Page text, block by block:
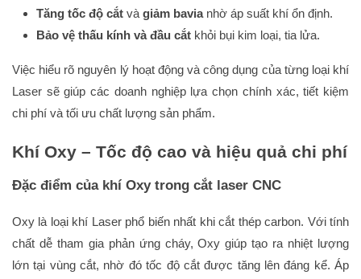
Tăng tốc độ cắt và giảm bavia nhờ áp suất khí ổn định.
Bảo vệ thấu kính và đầu cắt khỏi bụi kim loại, tia lửa.
Việc hiểu rõ nguyên lý hoạt động và công dụng của từng loại khí
Laser sẽ giúp các doanh nghiệp lựa chọn chính xác, tiết kiệm
chi phí và tối ưu chất lượng sản phẩm.
Khí Oxy – Tốc độ cao và hiệu quả chi phí
Đặc điểm của khí Oxy trong cắt laser CNC
Oxy là loại khí Laser phổ biến nhất khi cắt thép carbon. Với tính
chất dễ tham gia phản ứng cháy, Oxy giúp tạo ra nhiệt lượng
lớn tại vùng cắt, nhờ đó tốc độ cắt được tăng lên đáng kể. Áp